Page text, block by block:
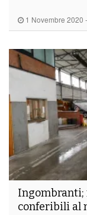
1 Novembre 2020 -
conferibili al